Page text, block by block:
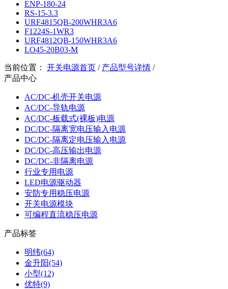
ENP-180-24
RS-15-3.3
URF4815QB-200WHR3A6
F1224S-1WR3
URF4812QB-150WHR3A6
LO45-20B03-M
当前位置： 开关电源首页 / 产品型号详情 /
产品中心
AC/DC-机壳开关电源
AC/DC-导轨电源
AC/DC-板载式(裸板)电源
DC/DC-隔离宽电压输入电源
DC/DC-隔离定电压输入电源
DC/DC-高压输出电源
DC/DC-非隔离电源
行业专用电源
LED电源驱动器
安防专用稳压电源
开关电源模块
可编程直流稳压电源
产品标签
明纬(64)
金升阳(54)
小型(12)
优特(9)